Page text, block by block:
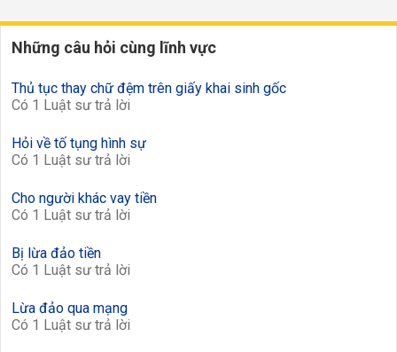
Những câu hỏi cùng lĩnh vực
Thủ tục thay chữ đệm trên giấy khai sinh gốc
Có 1 Luật sư trả lời
Hỏi về tố tụng hình sự
Có 1 Luật sư trả lời
Cho người khác vay tiền
Có 1 Luật sư trả lời
Bị lừa đảo tiền
Có 1 Luật sư trả lời
Lừa đảo qua mạng
Có 1 Luật sư trả lời